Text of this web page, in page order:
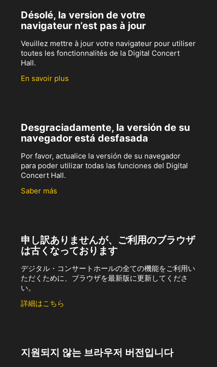
Désolé, la version de votre
navigateur n’est pas à jour
Veuillez mettre à jour votre navigateur pour utiliser
toutes les fonctionnalités de la Digital Concert
Hall.
En savoir plus
Desgraciadamente, la versión de su
navegador está desfasada
Por favor, actualice la versión de su navegador
para poder utilizar todas las funciones del Digital
Concert Hall.
Saber más
申し訳ありませんが、ご利用のブラウザ
は古くなっております
デジタル・コンサートホールの全ての機能をご利用い
ただくために、ブラウザを最新版に更新してくださ
い。
詳細はこちら
지원되지 않는 브라우저 버전입니다